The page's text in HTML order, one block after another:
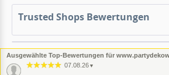
Trusted Shops Bewertungen
Ausgewählte Top-Bewertungen für
07.08.26 ▼